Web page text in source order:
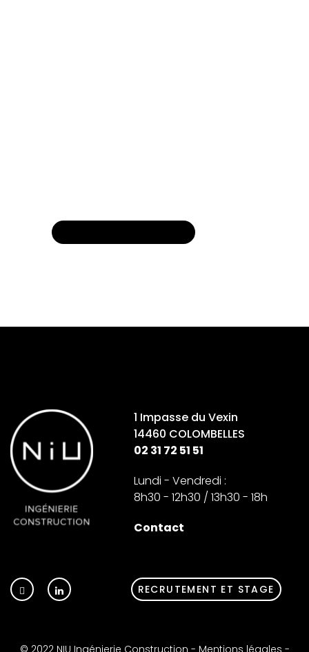
1 Impasse du Vexin
14460 COLOMBELLES
02 31 72 51 51
Lundi - Vendredi :
8h30 - 12h30 / 13h30 - 18h
Contact
RECRUTEMENT ET STAGE
© 2022 NIU Ingénierie Construction - Mentions légales -